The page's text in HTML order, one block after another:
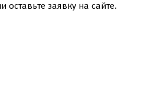
заявку на сайте.